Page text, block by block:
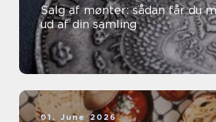
Salg af mønter: sådan får du
ud af din samling
01. June 2026